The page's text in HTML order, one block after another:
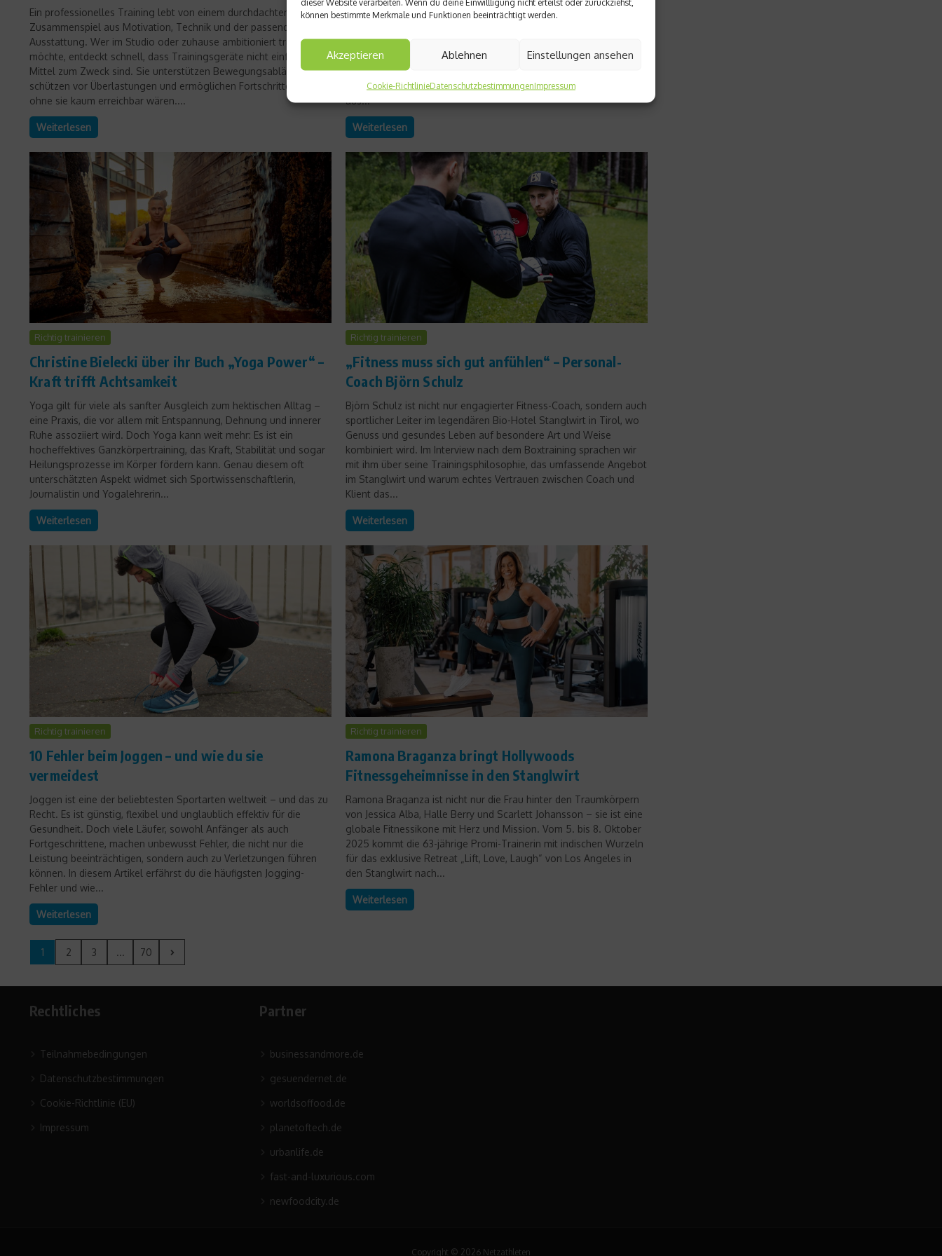
dieser Website verarbeiten. Wenn du deine Einwillligung nicht erteilst oder zurückziehst,
können bestimmte Merkmale und Funktionen beeinträchtigt werden.
Akzeptieren Ablehnen Einstellungen ansehen
Cookie-RichtlinieDatenschutzbestimmungenImpressum
Ein professionelles Training lebt von einem durchdachten
Zusammenspiel aus Motivation, Technik und der passenden
Ausstattung. Wer im Studio oder zuhause ambitioniert trainieren
möchte, entdeckt schnell, dass Trainingsgeräte nicht einfach nur
Mittel zum Zweck sind. Sie unterstützen Bewegungsabläufe,
schützen vor Überlastungen und ermöglichen Fortschritte, die
ohne sie kaum erreichbar wären....
Weiterlesen
Ein schneller Pass, ein präziser Schlag, ein geübter Blick – viele
Auge. Visuelle Leistungsfähigkeit ist ein oft unterschätzter Teil
des Trainings, obwohl sie entscheidend darüber bestimmt, wie
schnell Reize erkannt und Bewegungen umgesetzt werden. Ob im
Teamsport, beim Schießen oder im Alltag – das Zusammenspiel
aus...
Weiterlesen
Richtig trainieren
Christine Bielecki über ihr Buch „Yoga Power“ –
Kraft trifft Achtsamkeit
Yoga gilt für viele als sanfter Ausgleich zum hektischen Alltag –
eine Praxis, die vor allem mit Entspannung, Dehnung und innerer
Ruhe assoziiert wird. Doch Yoga kann weit mehr: Es ist ein
hocheffektives Ganzkörpertraining, das Kraft, Stabilität und sogar
Heilungsprozesse im Körper fördern kann. Genau diesem oft
unterschätzten Aspekt widmet sich Sportwissenschaftlerin,
Journalistin und Yogalehrerin...
Weiterlesen
Richtig trainieren
„Fitness muss sich gut anfühlen“ – Personal-
Coach Björn Schulz
Björn Schulz ist nicht nur engagierter Fitness-Coach, sondern auch
sportlicher Leiter im legendären Bio-Hotel Stanglwirt in Tirol, wo
Genuss und gesundes Leben auf besondere Art und Weise
kombiniert wird. Im Interview nach dem Boxtraining sprachen wir
mit ihm über seine Trainingsphilosophie, das umfassende Angebot
im Stanglwirt und warum echtes Vertrauen zwischen Coach und
Klient das...
Weiterlesen
Richtig trainieren
10 Fehler beim Joggen – und wie du sie
vermeidest
Joggen ist eine der beliebtesten Sportarten weltweit – und das zu
Recht. Es ist günstig, flexibel und unglaublich effektiv für die
Gesundheit. Doch viele Läufer, sowohl Anfänger als auch
Fortgeschrittene, machen unbewusst Fehler, die nicht nur die
Leistung beeinträchtigen, sondern auch zu Verletzungen führen
können. In diesem Artikel erfährst du die häufigsten Jogging-
Fehler und wie...
Weiterlesen
Richtig trainieren
Ramona Braganza bringt Hollywoods
Fitnessgeheimnisse in den Stanglwirt
Ramona Braganza ist nicht nur die Frau hinter den Traumkörpern
von Jessica Alba, Halle Berry und Scarlett Johansson – sie ist eine
globale Fitnessikone mit Herz und Mission. Vom 5. bis 8. Oktober
2025 kommt die 63-jährige Promi-Trainerin mit indischen Wurzeln
für das exklusive Retreat „Lift, Love, Laugh“ von Los Angeles in
den Stanglwirt nach...
Weiterlesen
1 2 3 ... 70
Rechtliches
Teilnahmebedingungen
Datenschutzbestimmungen
Cookie-Richtlinie (EU)
Impressum
Partner
businessandmore.de
gesuendernet.de
worldsoffood.de
planetoftech.de
urbanlife.de
fast-and-luxurious.com
newfoodcity.de
Copyright © 2026 Netzathleten